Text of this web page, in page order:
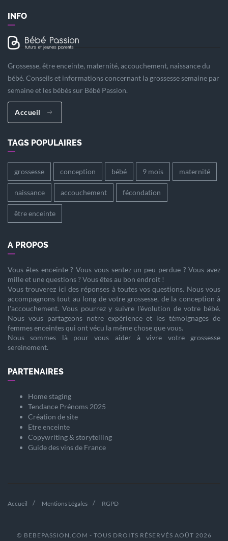
INFO
Grossesse, être enceinte, maternité, accouchement, naissance du
bébé. Conseils et informations concernant la grossesse semaine par
semaine et les bébés sur Bébé Passion.
Accueil
TAGS POPULAIRES
grossesse conception bébé 9 mois maternité
naissance accouchement fécondation
être enceinte
A PROPOS
Vous êtes enceinte? Vous vous sentez un peu perdue ? Vous avez
mille et une questions ? Vous êtes au bon endroit !
Vous trouverez ici des réponses à toutes vos questions. Nous vous
accompagnons tout au long de votre grossesse, de la conception à
l'accouchement. Vous pourrez y suivre l'évolution de votre bébé.
Nous vous partageons notre expérience et les témoignages de
femmes enceintes qui ont vécu la même chose que vous.
Nous sommes là pour vous aider à vivre votre grossesse
sereinement.
PARTENAIRES
Home staging
Tendance Prénoms 2025
Création de site
Etre enceinte
Copywriting & storytelling
Guide des vins de France
Accueil Mentions Légales RGPD
© BEBEPASSION.COM - TOUS DROITS RÉSERVÉS AOÛT 2026